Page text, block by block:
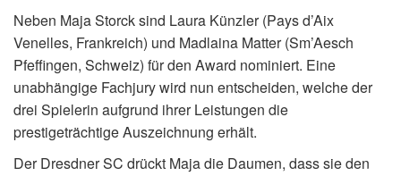
Neben Maja Storck sind Laura Künzler (Pays d’Aix
Venelles, Frankreich) und Madlaina Matter (Sm’Aesch
Pfeffingen, Schweiz) für den Award nominiert. Eine
unabhängige Fachjury wird nun entscheiden, welche der
drei Spielerin aufgrund ihrer Leistungen die
prestigeträchtige Auszeichnung erhält.
Der Dresdner SC drückt Maja die Daumen, dass sie den